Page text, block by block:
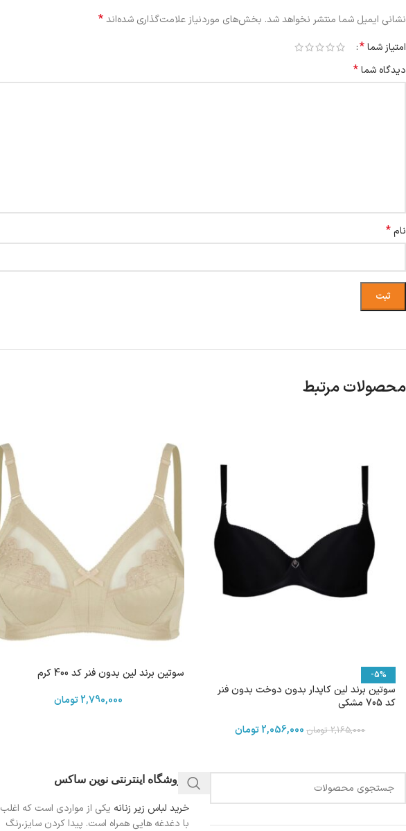
نشانی ایمیل شما منتشر نخواهد شد. بخش‌های موردنیاز علامت‌گذاری شده‌اند*
امتیاز شما*
دیدگاه شما*
نام*
محصولات مرتبط
-5%
سوتین برند لین کاپدار بدون دوخت بدون فنر
کد 705 مشکی
2,165,000 تومان 2,056,000تومان
سوتین برند لین بدون فنر کد 400 کرم
2,790,000تومان
فروشگاه اینترنتی نوین ساکس
خرید لباس زیر زنانه یکی از مواردی است که اغلب
با دغدغه هایی همراه است. پیدا کردن سایز،رنگ